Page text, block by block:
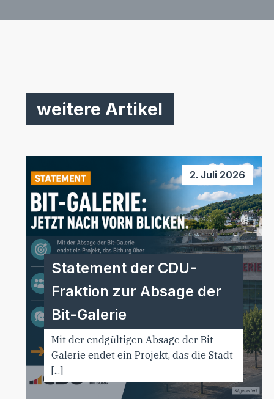
weitere Artikel
2. Juli 2026
Statement der CDU-
Fraktion zur Absage der
Bit-Galerie
Mit der endgültigen Absage der Bit-
Galerie endet ein Projekt, das die Stadt
[...]